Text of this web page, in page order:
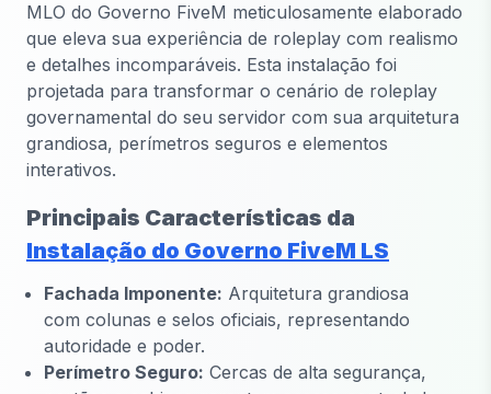
MLO do Governo FiveM meticulosamente elaborado
que eleva sua experiência de roleplay com realismo
e detalhes incomparáveis. Esta instalação foi
projetada para transformar o cenário de roleplay
governamental do seu servidor com sua arquitetura
grandiosa, perímetros seguros e elementos
interativos.
Principais Características da
Instalação do Governo FiveM LS
Fachada Imponente: Arquitetura grandiosa
com colunas e selos oficiais, representando
autoridade e poder.
Perímetro Seguro: Cercas de alta segurança,